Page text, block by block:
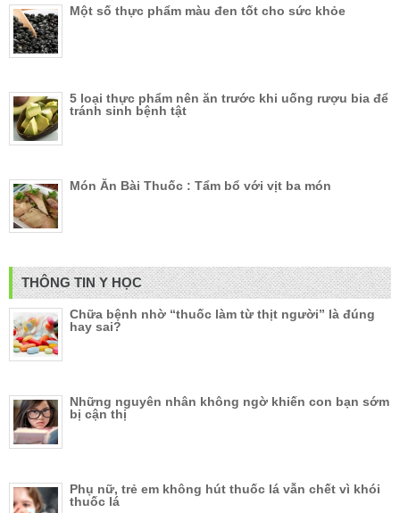
Một số thực phẩm màu đen tốt cho sức khỏe
5 loại thực phẩm nên ăn trước khi uống rượu bia để
tránh sinh bệnh tật
Món Ăn Bài Thuốc : Tẩm bổ với vịt ba món
THÔNG TIN Y HỌC
Chữa bệnh nhờ “thuốc làm từ thịt người” là đúng
hay sai?
Những nguyên nhân không ngờ khiến con bạn sớm
bị cận thị
Phụ nữ, trẻ em không hút thuốc lá vẫn chết vì khói
thuốc lá